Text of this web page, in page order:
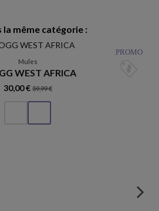
même catégorie :
PROMO
Mules
WEST AFRICA
30,00 €59,99 €